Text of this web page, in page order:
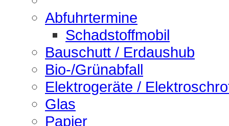
Abfuhrtermine
Schadstoffmobil
Bauschutt / Erdaushub
Bio-/Grünabfall
Elektrogeräte /
Glas
Papier